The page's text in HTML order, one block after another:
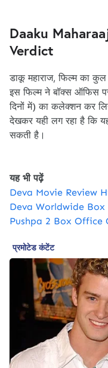
Daaku
Verdict
डाकू महाराज, फिल्म का
इस फिल्म ने बॉक्स ऑफिस
दिनों में) का कलेक्शन कर
देखकर यही लग रहा है कि
सकती है।
यह भी पढ़ें
Deva Movie Review
Deva Worldwide
Pushpa 2 Box Office